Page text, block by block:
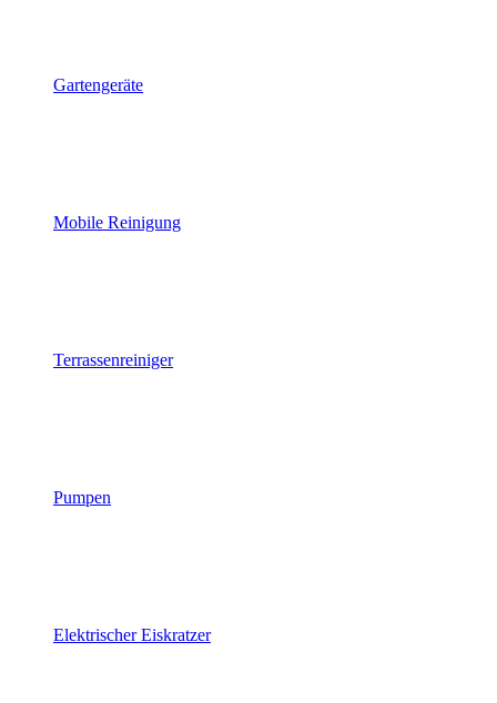
Gartengeräte
Mobile Reinigung
Terrassenreiniger
Pumpen
Elektrischer Eiskratzer